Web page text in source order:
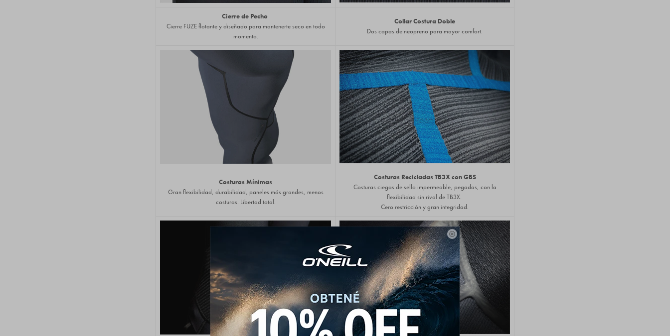

Cierre de Pecho
Cierre FUZE flotante y diseñado para mantenerte seco en todo
momento.
Collar Costura Doble
Dos capas de neopreno para mayor comfort.
Costuras Mínimas
Gran flexibilidad, durabilidad, paneles más grandes, menos
costuras. Libertad total.
Costuras Recicladas TB3X con GBS
Costuras ciegas de sello impermeable, pegadas, con la
flexibilidad sin rival de TB3X.
Cero restricción y gran integridad.